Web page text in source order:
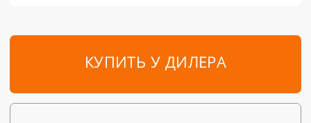
КУПИТЬ У ДИЛЕРА